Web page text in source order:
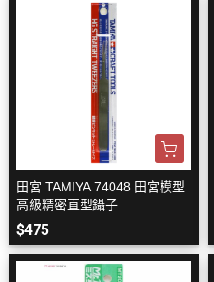
田宮 TAMIYA 74048 田宮模型
高級精密直型鑷子
$475